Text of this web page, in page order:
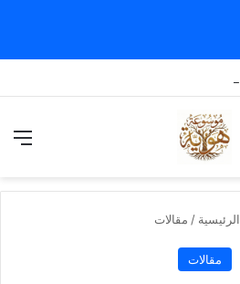
الرئيسية / مقالات
مقالات